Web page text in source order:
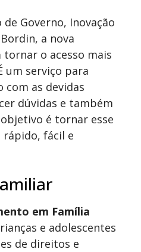
Governo, Inovação
a nova
o acesso mais
um serviço para
com as devidas
dúvidas e também
é tornar esse
rápido, fácil e
em Família
e adolescentes
de direitos e